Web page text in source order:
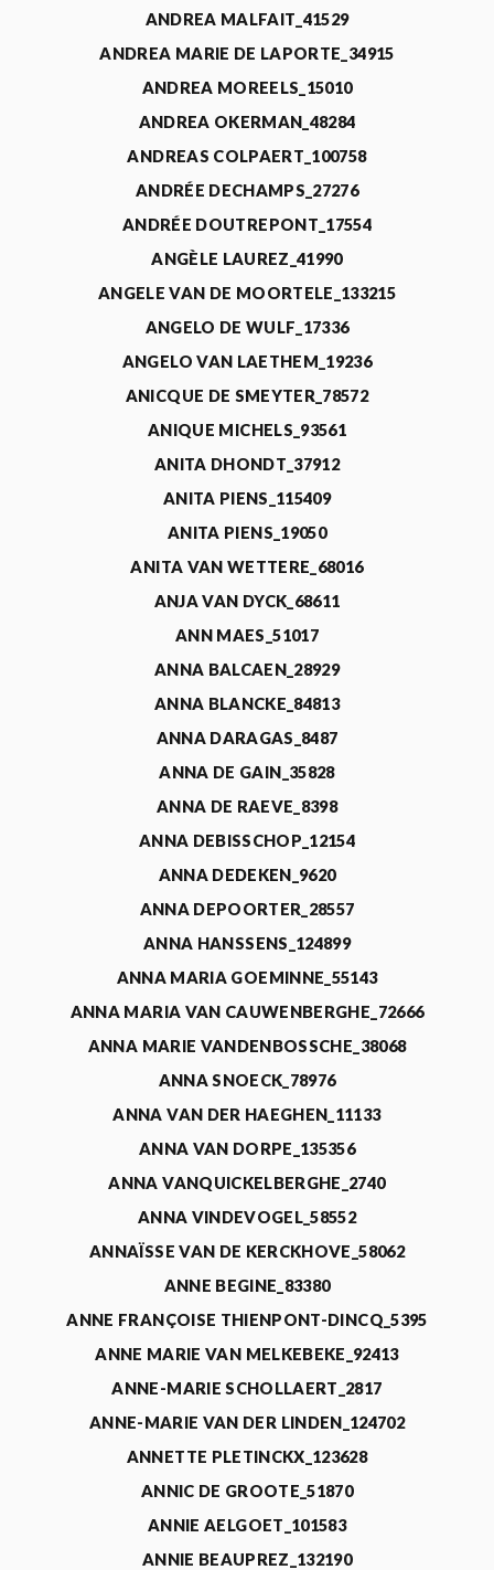
ANDREA MALFAIT_41529
ANDREA MARIE DE LAPORTE_34915
ANDREA MOREELS_15010
ANDREA OKERMAN_48284
ANDREAS COLPAERT_100758
ANDRÉE DECHAMPS_27276
ANDRÉE DOUTREPONT_17554
ANGÈLE LAUREZ_41990
ANGELE VAN DE MOORTELE_133215
ANGELO DE WULF_17336
ANGELO VAN LAETHEM_19236
ANICQUE DE SMEYTER_78572
ANIQUE MICHELS_93561
ANITA DHONDT_37912
ANITA PIENS_115409
ANITA PIENS_19050
ANITA VAN WETTERE_68016
ANJA VAN DYCK_68611
ANN MAES_51017
ANNA BALCAEN_28929
ANNA BLANCKE_84813
ANNA DARAGAS_8487
ANNA DE GAIN_35828
ANNA DE RAEVE_8398
ANNA DEBISSCHOP_12154
ANNA DEDEKEN_9620
ANNA DEPOORTER_28557
ANNA HANSSENS_124899
ANNA MARIA GOEMINNE_55143
ANNA MARIA VAN CAUWENBERGHE_72666
ANNA MARIE VANDENBOSSCHE_38068
ANNA SNOECK_78976
ANNA VAN DER HAEGHEN_11133
ANNA VAN DORPE_135356
ANNA VANQUICKELBERGHE_2740
ANNA VINDEVOGEL_58552
ANNAÏSSE VAN DE KERCKHOVE_58062
ANNE BEGINE_83380
ANNE FRANÇOISE THIENPONT-DINCQ_5395
ANNE MARIE VAN MELKEBEKE_92413
ANNE-MARIE SCHOLLAERT_2817
ANNE-MARIE VAN DER LINDEN_124702
ANNETTE PLETINCKX_123628
ANNIC DE GROOTE_51870
ANNIE AELGOET_101583
ANNIE BEAUPREZ_132190